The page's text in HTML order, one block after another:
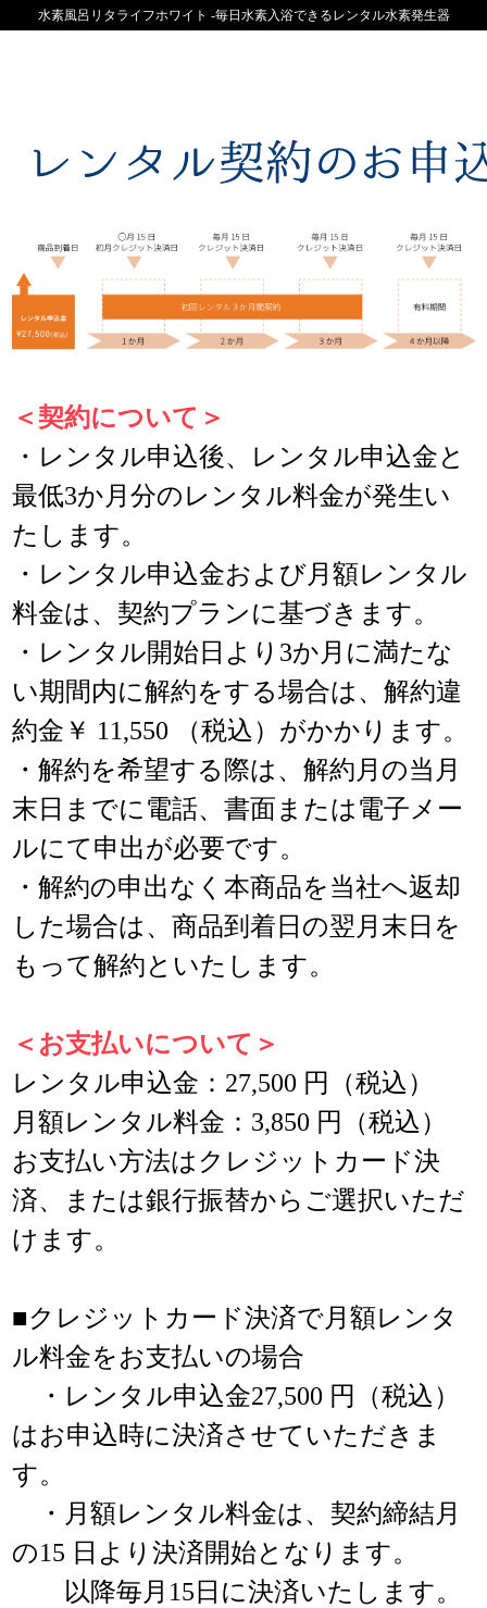
水素風呂リタライフホワイト -毎日水素入浴できるレンタル水素発生器
＜契約について＞
・レンタル申込後、レンタル申込金と
最低3か月分のレンタル料金が発生い
たします。
・レンタル申込金および月額レンタル
料金は、契約プランに基づきます。
・レンタル開始日より3か月に満たな
い期間内に解約をする場合は、解約違
約金￥ 11,550 （税込）がかかります。
・解約を希望する際は、解約月の当月
末日までに電話、書面または電子メー
ルにて申出が必要です。
・解約の申出なく本商品を当社へ返却
した場合は、商品到着日の翌月末日を
もって解約といたします。
＜お支払いについて＞
レンタル申込金：27,500 円（税込）
月額レンタル料金：3,850 円（税込）
お支払い方法はクレジットカード決
済、または銀行振替からご選択いただ
けます。
■クレジットカード決済で月額レンタ
ル料金をお支払いの場合
・レンタル申込金27,500 円（税込）
はお申込時に決済させていただきま
す。
・月額レンタル料金は、契約締結月
の15 日より決済開始となります。
以降毎月15日に決済いたします。